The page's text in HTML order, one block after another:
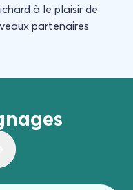
à le plaisir de
partenaires